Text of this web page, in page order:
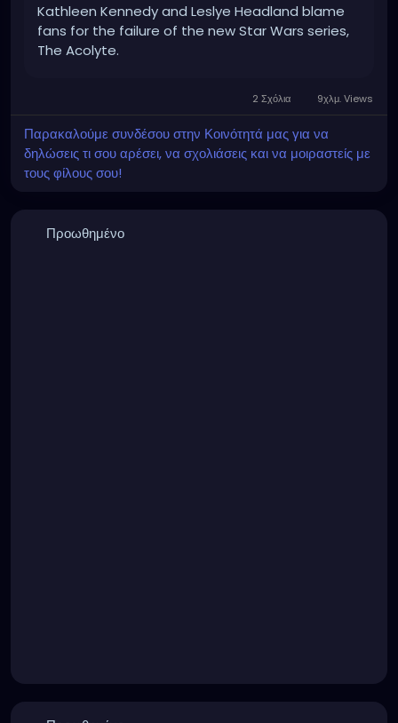
Kathleen Kennedy and Leslye Headland blame
fans for the failure of the new Star Wars series,
The Acolyte.
2 Σχόλια 9χλμ. Views
Παρακαλούμε συνδέσου στην Κοινότητά μας για να
δηλώσεις τι σου αρέσει, να σχολιάσεις και να μοιραστείς με
τους φίλους σου!
Προωθημένο